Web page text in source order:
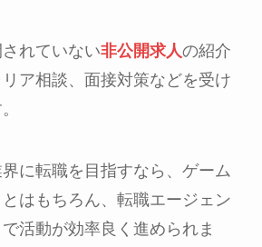
れていない非公開求人の紹介
ア相談、面接対策などを受け
に転職を目指すなら、ゲーム
はもちろん、転職エージェン
活動が効率良く進められま